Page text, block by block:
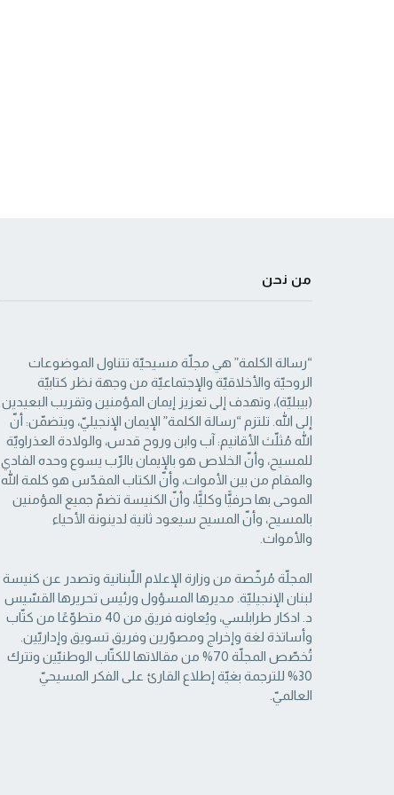
من نحن
“رسالة الكلمة” هي مجلّة مسيحيّة تتناول الموضوعات
الروحيّة والأخلاقيّة والإجتماعيّة من ‏وجهة نظر كتابيّة
(بيبليّة)، وتهدف إلى تعزيز إيمان المؤمنين وتقريب البعيدين
إلى الله. تلتزم “رسالة ‏الكلمة” الإيمان الإنجيليّ، ويتضمّن: أنّ
الله مُثلّث الأقانيم: آب وابن وروح قدس، والولادة العذراويّة
‏للمسيح، وأنّ الخلاص هو بالإيمان بالرّب يسوع وحده الفادي
والمقام من بين الأموات، وأنّ الكتاب ‏المقدّس هو كلمة الله
الموحى بها حرفيًّا وكليًّا، وأنّ الكنيسة تضمّ جميع المؤمنين
بالمسيح، وأنّ المسيح ‏سيعود ثانية لدينونة الأحياء
والأموات. ‏
المجلّة مُرخّصة من وزارة الإعلام اللّبنانية وتصدر عن كنيسة
لبنان الإنجيليّة. مديرها المسؤول ‏ورئيس تحريرها القسّيس
د. ادكار طرابلسي، ويُعاونه فريق من 40 متطوّعًا من كتّاب
وأساتذة لغة ‏وإخراج ومصوّرين وفريق تسويق وإداريّين.
تُخصّص المجلّة 70% من مقالاتها للكتّاب الوطنيّين ‏وتترك
30% للترجمة بغيّة إطلاع القارئ على الفكر المسيحيّ
العالميّ.‏